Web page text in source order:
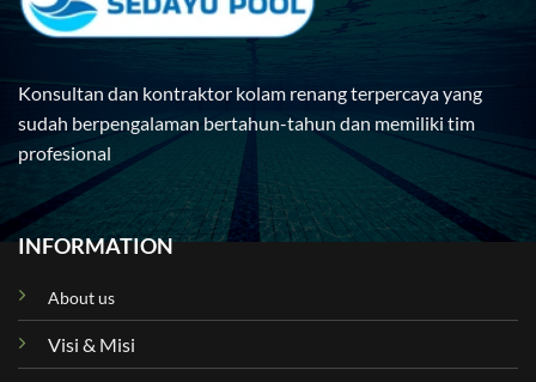
Konsultan dan kontraktor kolam renang terpercaya yang
sudah berpengalaman bertahun-tahun dan memiliki tim
profesional
INFORMATION
About us
Visi & Misi